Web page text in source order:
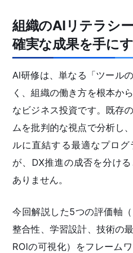
組織のAIリテラシ
確実な成果を手に
AI研修は、単なる「ツール
く、組織の働き方を根本か
なビジネス投資です。既存
ムを批判的な視点で分析し
ルに直結する最適なプログ
が、DX推進の成否を分け
ありません。
今回解説した5つの評価軸
整合性、学習設計、技術の
ROIの可視化）をフレーム